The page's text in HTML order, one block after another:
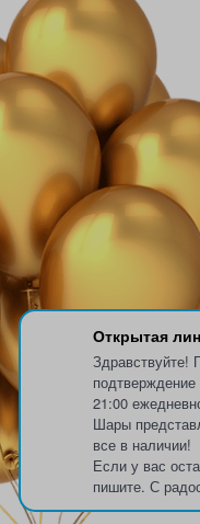
Открытая
Здравствуйте!
21:00
Шары
все в наличии!
Если у вас
пишите. С